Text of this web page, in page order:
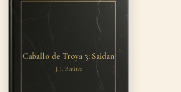
Caballo de Troya 3: Saidan
J. J. Benítez